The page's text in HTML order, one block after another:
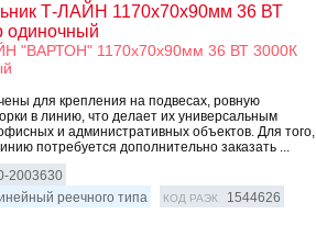
Т-ЛАЙН 1170х70х90мм 36 ВТ
одиночный
"ВАРТОН" 1170х70х90мм 36 ВТ 3000К
для крепления на подвесах, ровную
в линию, что делает их универсальным
и административных объектов. Для того,
потребуется дополнительно заказать ...
2003630
реечного типа КОД РАЭК 1544626